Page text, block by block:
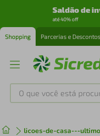
Saldão de
até 40% off
Shopping Parcerias e Descontos
O que você está
licoes-de-casa---